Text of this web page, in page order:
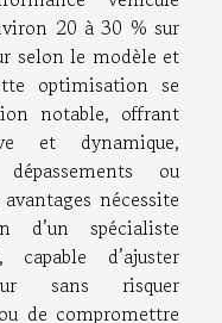
20 à 30 % sur
selon le modèle et
optimisation se
notable, offrant
et dynamique,
ou
nécessite
d’un spécialiste
capable d’ajuster
sans risquer
de compromettre